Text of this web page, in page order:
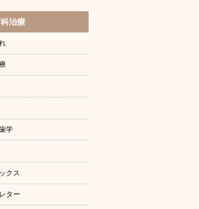
治療
学
クス
ター